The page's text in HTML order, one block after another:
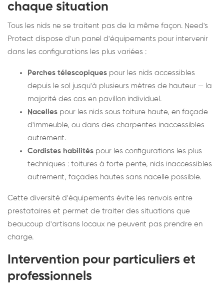
chaque situation
Tous les nids ne se traitent pas de la même façon. Need's
Protect dispose d'un panel d'équipements pour intervenir
dans les configurations les plus variées :
Perches télescopiques pour les nids accessibles
depuis le sol jusqu'à plusieurs mètres de hauteur — la
majorité des cas en pavillon individuel.
Nacelles pour les nids sous toiture haute, en façade
d'immeuble, ou dans des charpentes inaccessibles
autrement.
Cordistes habilités pour les configurations les plus
techniques : toitures à forte pente, nids inaccessibles
autrement, façades hautes sans nacelle possible.
Cette diversité d'équipements évite les renvois entre
prestataires et permet de traiter des situations que
beaucoup d'artisans locaux ne peuvent pas prendre en
charge.
Intervention pour particuliers et
professionnels